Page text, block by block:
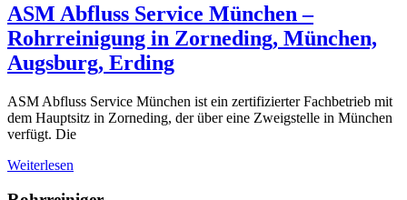
ASM Abfluss Service München –
Rohrreinigung in Zorneding, München,
Augsburg, Erding
ASM Abfluss Service München ist ein zertifizierter Fachbetrieb mit
dem Hauptsitz in Zorneding, der über eine Zweigstelle in München
verfügt. Die
Weiterlesen